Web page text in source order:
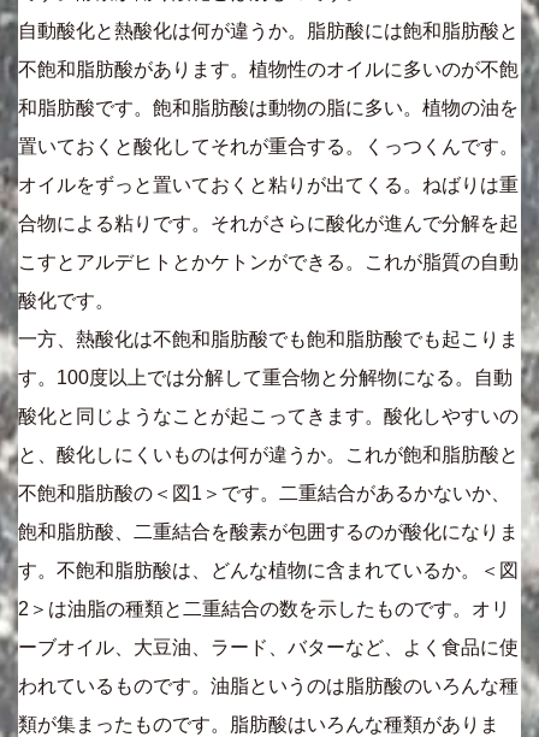
自動酸化と熱酸化は何が違うか。脂肪酸には飽和脂肪酸と
不飽和脂肪酸があります。植物性のオイルに多いのが不飽
和脂肪酸です。飽和脂肪酸は動物の脂に多い。植物の油を
置いておくと酸化してそれが重合する。くっつくんです。
オイルをずっと置いておくと粘りが出てくる。ねばりは重
合物による粘りです。それがさらに酸化が進んで分解を起
こすとアルデヒトとかケトンができる。これが脂質の自動
酸化です。
一方、熱酸化は不飽和脂肪酸でも飽和脂肪酸でも起こりま
す。100度以上では分解して重合物と分解物になる。自動
酸化と同じようなことが起こってきます。酸化しやすいの
と、酸化しにくいものは何が違うか。これが飽和脂肪酸と
不飽和脂肪酸の＜図1＞です。二重結合があるかないか、
飽和脂肪酸、二重結合を酸素が包囲するのが酸化になりま
す。不飽和脂肪酸は、どんな植物に含まれているか。＜図
2＞は油脂の種類と二重結合の数を示したものです。オリ
ーブオイル、大豆油、ラード、バターなど、よく食品に使
われているものです。油脂というのは脂肪酸のいろんな種
類が集まったものです。脂肪酸はいろんな種類がありま